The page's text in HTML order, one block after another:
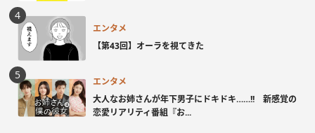
エンタメ
【第43回】オーラを視てきた
エンタメ
大人なお姉さんが年下男子にドキドキ……!! 新感覚の
恋愛リアリティ番組『お...